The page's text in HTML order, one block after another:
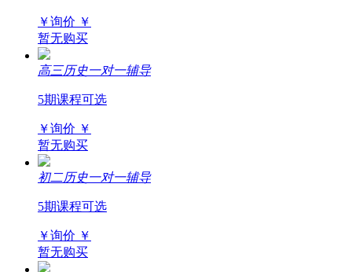
￥询价 ￥
暂无购买
高三历史一对一辅导
5期课程可选
￥询价 ￥
暂无购买
初二历史一对一辅导
5期课程可选
￥询价 ￥
暂无购买